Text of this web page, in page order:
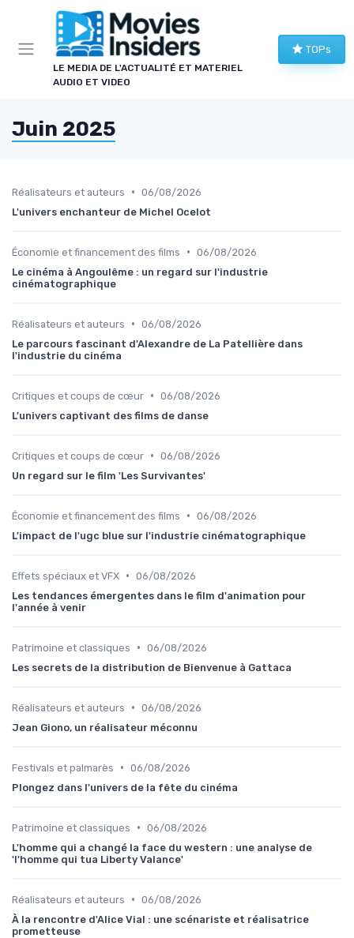
LE MEDIA DE L'ACTUALITÉ ET MATERIEL
AUDIO ET VIDEO
TOPs
Juin 2025
Réalisateurs et auteurs • 06/08/2026
L'univers enchanteur de Michel Ocelot
Économie et financement des films • 06/08/2026
Le cinéma à Angoulême : un regard sur l'industrie
cinématographique
Réalisateurs et auteurs • 06/08/2026
Le parcours fascinant d'Alexandre de La Patellière dans
l'industrie du cinéma
Critiques et coups de cœur • 06/08/2026
L'univers captivant des films de danse
Critiques et coups de cœur • 06/08/2026
Un regard sur le film 'Les Survivantes'
Économie et financement des films • 06/08/2026
L'impact de l'ugc blue sur l'industrie cinématographique
Effets spéciaux et VFX • 06/08/2026
Les tendances émergentes dans le film d'animation pour
l'année à venir
Patrimoine et classiques • 06/08/2026
Les secrets de la distribution de Bienvenue à Gattaca
Réalisateurs et auteurs • 06/08/2026
Jean Giono, un réalisateur méconnu
Festivals et palmarès • 06/08/2026
Plongez dans l'univers de la fête du cinéma
Patrimoine et classiques • 06/08/2026
L'homme qui a changé la face du western : une analyse de
'l'homme qui tua Liberty Valance'
Réalisateurs et auteurs • 06/08/2026
À la rencontre d'Alice Vial : une scénariste et réalisatrice
prometteuse
Panneau de gestion des cookies